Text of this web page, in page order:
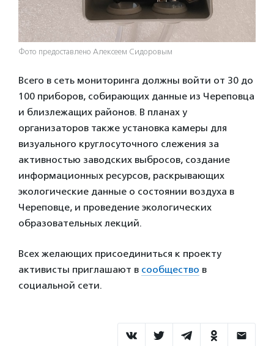
Фото предоставлено Алексеем Сидоровым
Всего в сеть мониторинга должны войти от 30 до
100 приборов, собирающих данные из Череповца
и близлежащих районов. В планах у
организаторов также установка камеры для
визуального круглосуточного слежения за
активностью заводских выбросов, создание
информационных ресурсов, раскрывающих
экологические данные о состоянии воздуха в
Череповце, и проведение экологических
образовательных лекций.
Всех желающих присоединиться к проекту
активисты приглашают в сообщество в
социальной сети.